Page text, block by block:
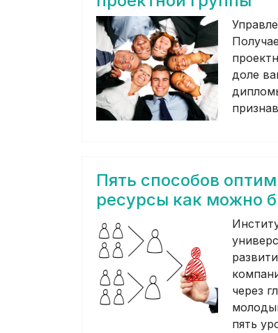
доле
Пять способов
ресурсы как можно
через
пять